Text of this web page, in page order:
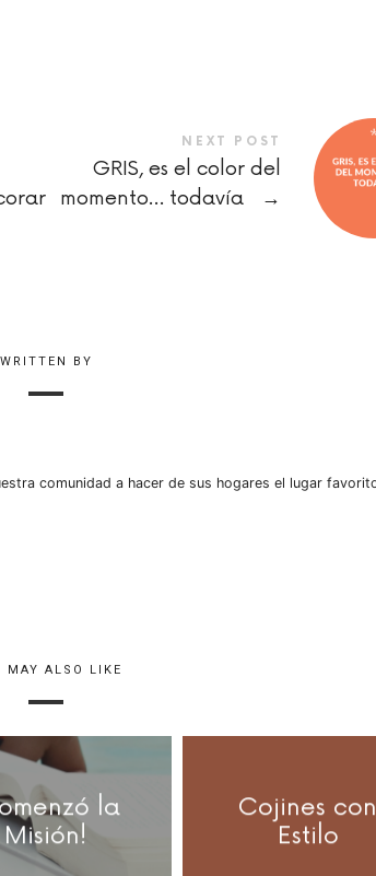
NEXT POST
GRIS, es el color del
momento… todavía
→
WRITTEN BY
comunidad a hacer de sus hogares el lugar
MAY ALSO LIKE
la
Misión!
Cojines con
Estilo